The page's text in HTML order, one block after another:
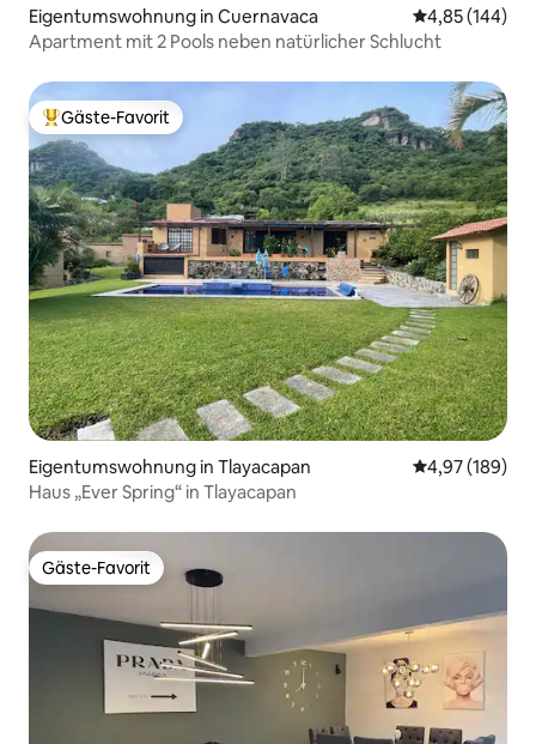
Eigentumswohnung in Cuernavaca
4,85 (144)
Apartment mit 2 Pools neben natürlicher Schlucht
Beliebter Gäste-Favorit.
Gäste-Favorit
Eigentumswohnung in Tlayacapan
4,97 (189)
Haus „Ever Spring“ in Tlayacapan
Gäste-Favorit
Gäste-Favorit